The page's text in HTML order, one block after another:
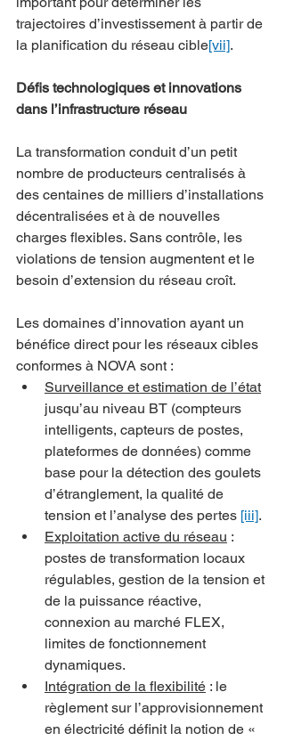
trajectoires d’investissement à partir de
la planification du réseau cible[vii].
Défis technologiques et innovations
dans l’infrastructure réseau
La transformation conduit d’un petit
nombre de producteurs centralisés à
des centaines de milliers d’installations
décentralisées et à de nouvelles
charges flexibles. Sans contrôle, les
violations de tension augmentent et le
besoin d’extension du réseau croît.
Les domaines d’innovation ayant un
bénéfice direct pour les réseaux cibles
conformes à NOVA sont :
Surveillance et estimation de l’état
jusqu’au niveau BT (compteurs
intelligents, capteurs de postes,
plateformes de données) comme
base pour la détection des goulets
d’étranglement, la qualité de
tension et l’analyse des pertes [iii].
Exploitation active du réseau :
postes de transformation locaux
régulables, gestion de la tension et
de la puissance réactive,
connexion au marché FLEX,
limites de fonctionnement
dynamiques.
Intégration de la flexibilité : le
règlement sur l’approvisionnement
en électricité définit la notion de «